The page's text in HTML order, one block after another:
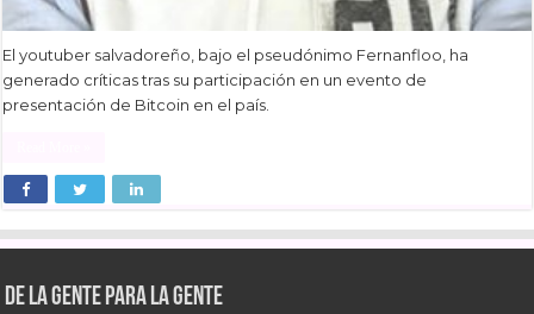
El youtuber salvadoreño, bajo el pseudónimo Fernanfloo, ha
generado críticas tras su participación en un evento de
presentación de Bitcoin en el país.
De la gente para la gente